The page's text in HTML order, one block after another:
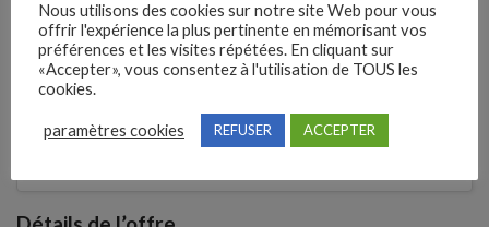
Il y a2 semaines
Clôture des candidatures : 22
Je postule
Nous utilisons des cookies sur notre site Web pour vous
offrir l'expérience la plus pertinente en mémorisant vos
préférences et les visites répétées. En cliquant sur
«Accepter», vous consentez à l'utilisation de TOUS les
cookies.
paramètres cookies REFUSER ACCEPTER